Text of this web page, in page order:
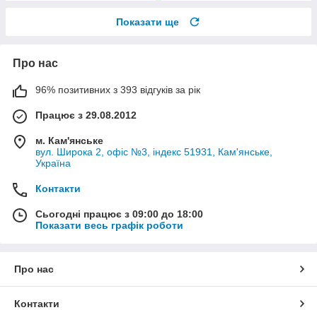
Показати ще
Про нас
96% позитивних з 393 відгуків за рік
Працює з 29.08.2012
м. Кам'янське
вул. Широка 2, офіс №3, індекс 51931, Кам'янське,
Україна
Контакти
Сьогодні працює з 09:00 до 18:00
Показати весь графік роботи
Про нас
Контакти